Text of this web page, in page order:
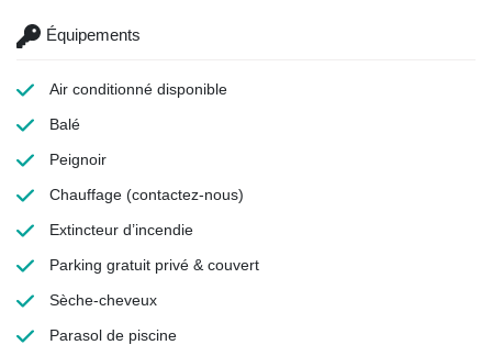
Équipements
Air conditionné disponible
Balé
Peignoir
Chauffage (contactez-nous)
Extincteur d’incendie
Parking gratuit privé & couvert
Sèche-cheveux
Parasol de piscine